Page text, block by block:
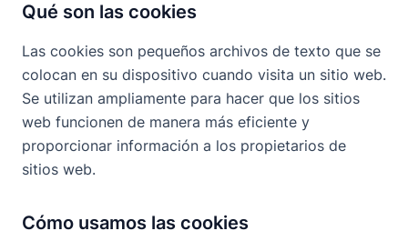
Qué son las cookies
Las cookies son pequeños archivos de texto que se
colocan en su dispositivo cuando visita un sitio web.
Se utilizan ampliamente para hacer que los sitios
web funcionen de manera más eficiente y
proporcionar información a los propietarios de
sitios web.
Cómo usamos las cookies